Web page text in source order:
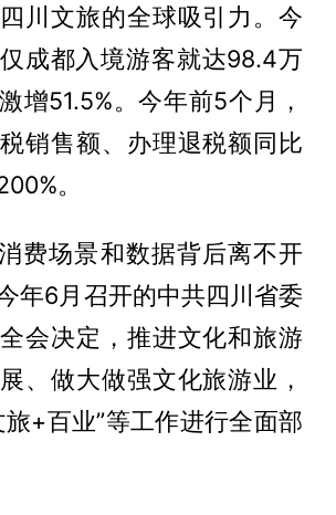
川文旅的全球吸引力。今
成都入境游客就达98.4万
增51.5%。今年前5个月，
销售额、办理退税额同比
。
费场景和数据背后离不开
年6月召开的中共四川省委
会决定，推进文化和旅游
、做大做强文化旅游业，
旅+百业”等工作进行全面部